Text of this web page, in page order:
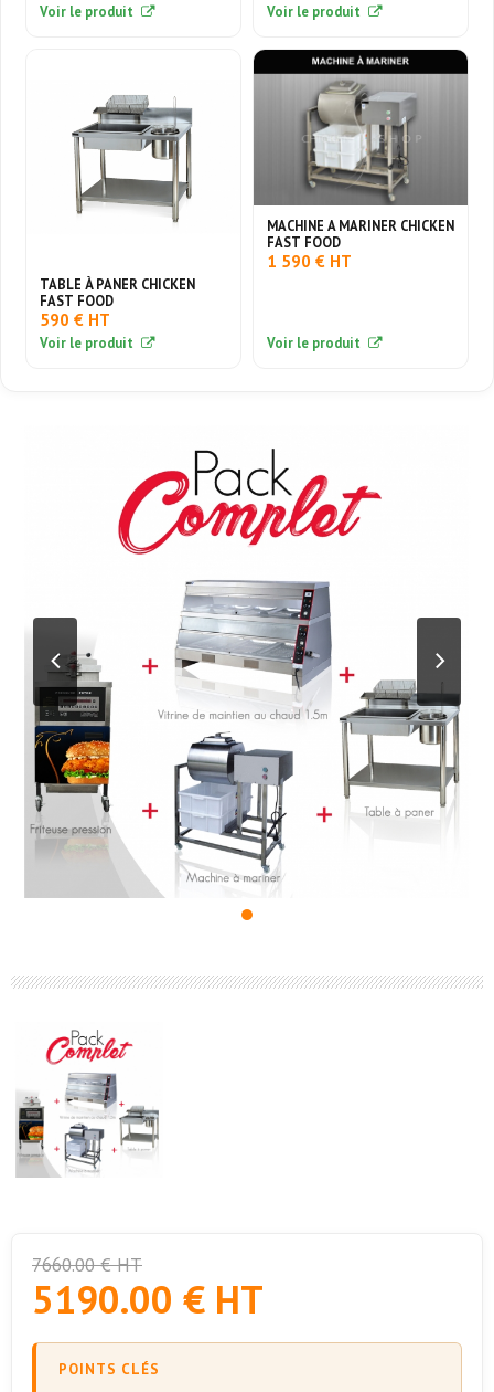
Voir le produit Voir le produit
TABLE À PANER CHICKEN
FAST FOOD
590 € HT
Voir le produit
MACHINE A MARINER CHICKEN
FAST FOOD
1 590 € HT
Voir le produit
7660.00 € HT
5190.00 € HT
POINTS CLÉS